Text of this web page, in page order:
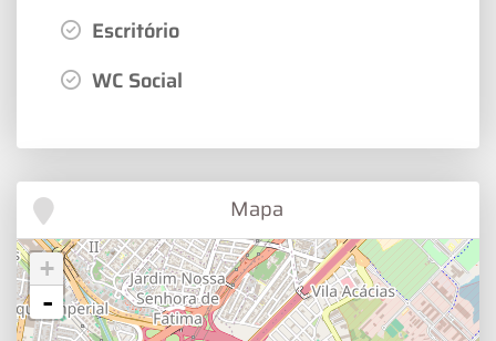
Escritório
WC Social
Mapa
+
-